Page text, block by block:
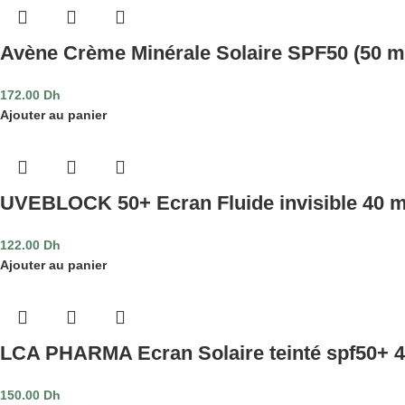
Avène Crème Minérale Solaire SPF50 (50
172.00 Dh
Ajouter au panier
UVEBLOCK 50+ Ecran Fluide invisible 40
122.00 Dh
Ajouter au panier
LCA PHARMA Ecran Solaire teinté spf50+
150.00 Dh